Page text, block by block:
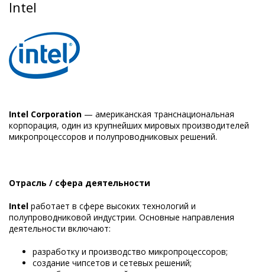
Intel
Intel Corporation — американская транснациональная
корпорация, один из крупнейших мировых производителей
микропроцессоров и полупроводниковых решений.
Отрасль / сфера деятельности
Intel работает в сфере высоких технологий и
полупроводниковой индустрии. Основные направления
деятельности включают:
разработку и производство микропроцессоров;
создание чипсетов и сетевых решений;